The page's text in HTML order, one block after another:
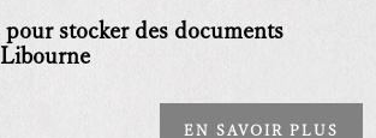
pour stocker des documents
EN SAVOIR PLUS